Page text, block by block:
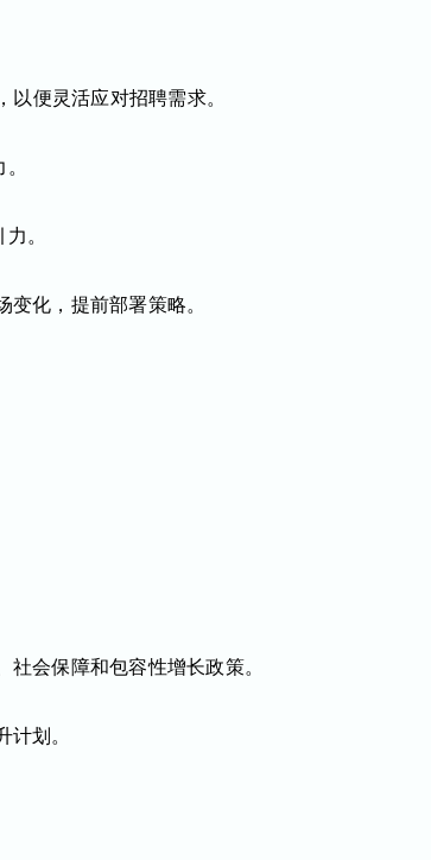
以便灵活应对招聘需求。
。
化，提前部署策略。
会保障和包容性增长政策。
划。